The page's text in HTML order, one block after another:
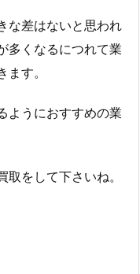
な差はないと思われ
多くなるにつれて業
す。
ようにおすすめの業
をして下さいね。